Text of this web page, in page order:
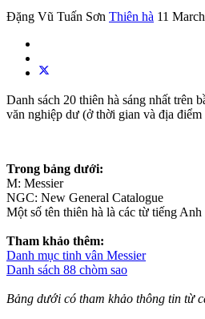
Đặng Vũ Tuấn Sơn Thiên hà 11
Danh sách 20 thiên hà sáng nhất trên
văn nghiệp dư (ở thời gian và địa
Trong bảng dưới:
M: Messier
NGC: New General Catalogue
Một số tên thiên hà là các từ tiếng
Tham khảo thêm:
Danh mục tinh vân Messier
Danh sách 88 chòm sao
Bảng dưới có tham khảo thông tin từ